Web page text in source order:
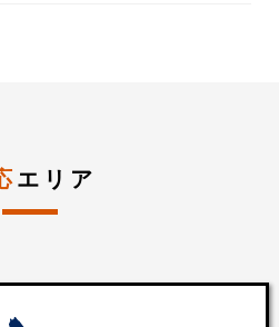
エリア